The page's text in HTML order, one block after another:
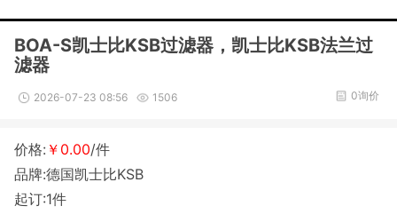
BOA-S凯士比KSB过滤器，凯士比KSB法兰过
滤器
2026-07-23 08:56 1506 0询价
价格: ￥0.00/件
品牌:德国凯士比KSB
起订:1件